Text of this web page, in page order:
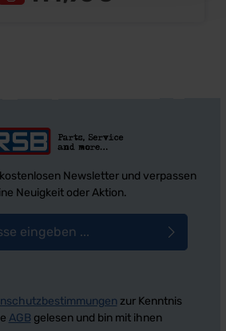
Satz Preis: Pro Satz
Newsletter und verpassen
Neuigkeit oder Aktion.
zur Kenntnis
AGB gelesen und bin mit ihnen